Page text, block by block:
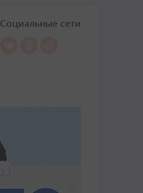
Социальные сети